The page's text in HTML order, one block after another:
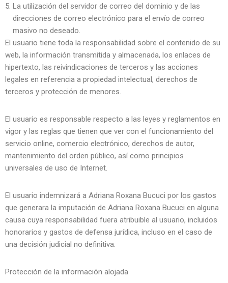
La utilización del servidor de correo del dominio y de las
direcciones de correo electrónico para el envío de correo
masivo no deseado.
El usuario tiene toda la responsabilidad sobre el contenido de su
web, la información transmitida y almacenada, los enlaces de
hipertexto, las reivindicaciones de terceros y las acciones
legales en referencia a propiedad intelectual, derechos de
terceros y protección de menores.
El usuario es responsable respecto a las leyes y reglamentos en
vigor y las reglas que tienen que ver con el funcionamiento del
servicio online, comercio electrónico, derechos de autor,
mantenimiento del orden público, así como principios
universales de uso de Internet.
El usuario indemnizará a Adriana Roxana Bucuci por los gastos
que generara la imputación de Adriana Roxana Bucuci en alguna
causa cuya responsabilidad fuera atribuible al usuario, incluidos
honorarios y gastos de defensa jurídica, incluso en el caso de
una decisión judicial no definitiva.
Protección de la información alojada